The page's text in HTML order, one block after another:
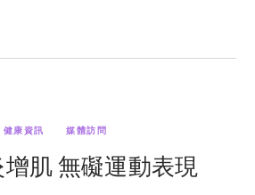
健康資訊 媒體訪問
肌 無礙運動表現